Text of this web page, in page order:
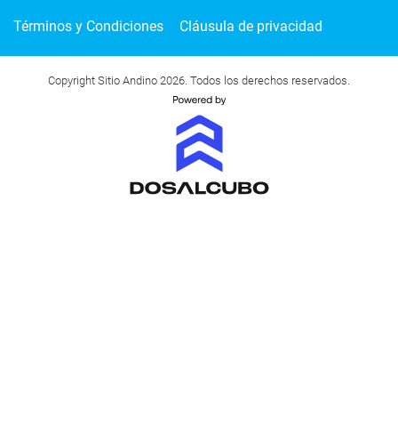
Términos y Condiciones Cláusula de privacidad
Copyright Sitio Andino 2026. Todos los derechos reservados.